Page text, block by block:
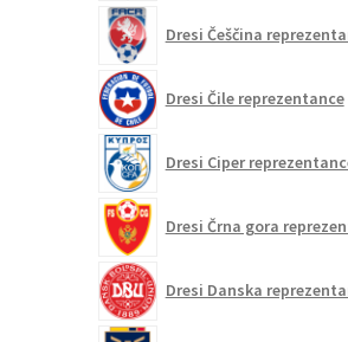
Dresi Češčina
Dresi Čile reprezentance
Dresi Ciper
Dresi Črna gora
Dresi Danska